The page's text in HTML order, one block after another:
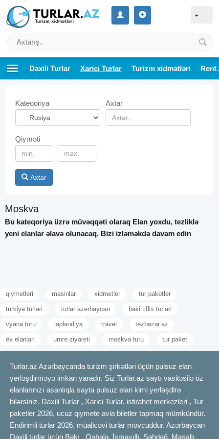
Daxili Turlar Xarici Turlar Turizm xidmətləri Rent
Kateqoriya Axtar
Qiyməti
Axtar
Moskva
Bu kateqoriya üzrə müvəqqəti olaraq Elan yoxdu, tezliklə
yeni elanlar əlavə olunacaq. Bizi izləməkdə davam edin
qiymetleri masinlar xidmetler tur paketler
turkiye turlari turlar azerbaycan baki tiflis turlari
vyana turu laplandiya travel tezbazar.az
ev elanlari umre ziyareti moskva turu tur paket
Turlar.az Azərbaycanda turizm şirkətləri üçün pulsuz elan
yerləşdirməyə imkan yaradır. Siz Turlar.az saytı vasitəsilə öz
elanlarınızı asanlıqla sayta pulsuz elan kimi yerləşdirə
bilərsiniz. Daxili Turlar , Xarici Turlar, istirahet merkezleri , Tur
paketler 2026, ucuz qiymete avia biletler tapmaq mümkündür.
Endirimli turlar 2026, müalicəvi turlar mövcuddur. Azərbaycan
Daxili turlar üçün Bakı , Qəbələ, İsmayıllı, Şahdağ, Masallı,